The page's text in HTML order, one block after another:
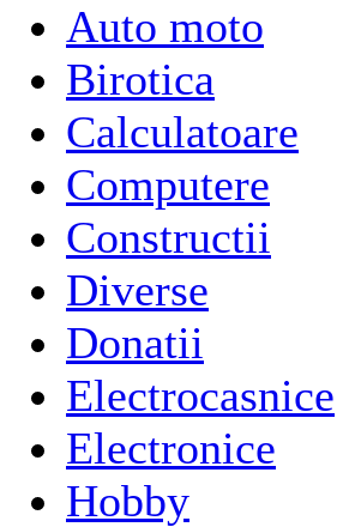
Auto moto
Birotica
Calculatoare
Computere
Constructii
Diverse
Donatii
Electrocasnice
Electronice
Hobby